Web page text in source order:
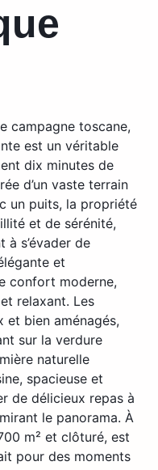
campagne toscane,
est un véritable
dix minutes de
d’un vaste terrain
un puits, la propriété
et de sérénité,
s’évader de
et
confort moderne,
relaxant. Les
et bien aménagés,
sur la verdure
naturelle
spacieuse et
de délicieux repas à
le panorama. À
m² et clôturé, est
pour des moments